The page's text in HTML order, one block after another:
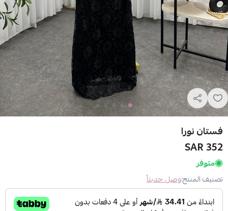
فستان نورا
352 SAR
متوفر
تصنيف المنتج:وصل حديثاً